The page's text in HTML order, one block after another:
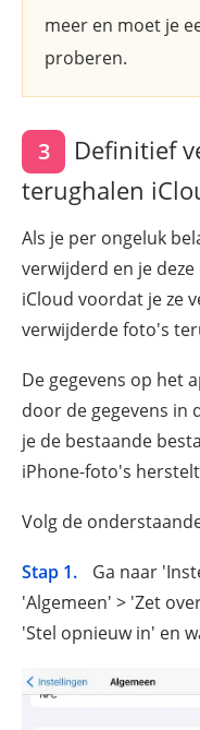
meer en moet je
proberen.
3
Definitief
terughalen
Als je per ongeluk
verwijderd en je
iCloud voordat je ze
verwijderde foto's
De gegevens op het
door de gegevens in
je de bestaande
iPhone-foto's
Volg de
Stap 1.
Ga naar
'Algemeen' > 'Zet
'Stel opnieuw in' en